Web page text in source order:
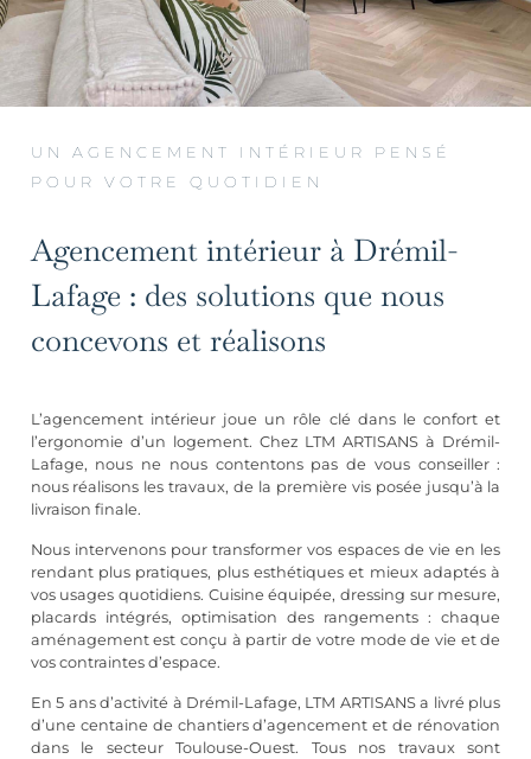
UN AGENCEMENT INTÉRIEUR PENSÉ
POUR VOTRE QUOTIDIEN
Agencement intérieur à Drémil-
Lafage : des solutions que nous
concevons et réalisons
L’agencement intérieur joue un rôle clé dans le confort et
l’ergonomie d’un logement. Chez LTM ARTISANS à Drémil-
Lafage, nous ne nous contentons pas de vous conseiller :
nous réalisons les travaux, de la première vis posée jusqu’à la
livraison finale.
Nous intervenons pour transformer vos espaces de vie en les
rendant plus pratiques, plus esthétiques et mieux adaptés à
vos usages quotidiens. Cuisine équipée, dressing sur mesure,
placards intégrés, optimisation des rangements : chaque
aménagement est conçu à partir de votre mode de vie et de
vos contraintes d’espace.
En 5 ans d’activité à Drémil-Lafage, LTM ARTISANS a livré plus
d’une centaine de chantiers d’agencement et de rénovation
dans le secteur Toulouse-Ouest. Tous nos travaux sont